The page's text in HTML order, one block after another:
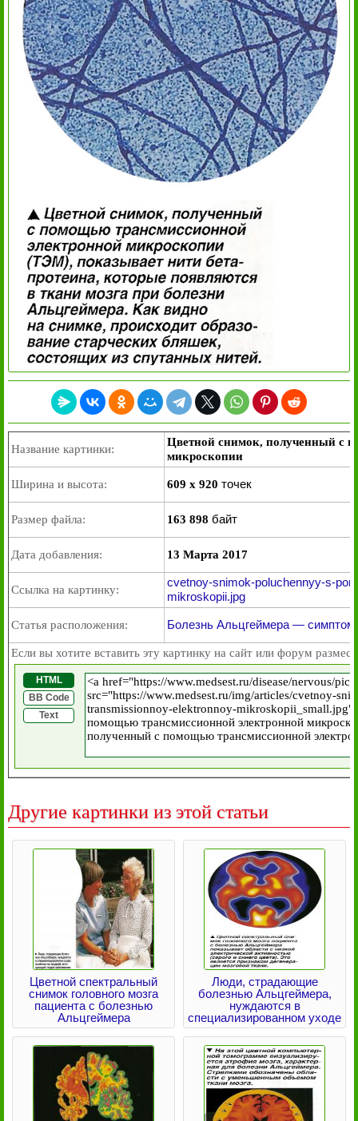
Название картинки:
Цветной снимок, полученный с
микроскопии
Ширина и высота: 609 x 920 точек
Размер файла: 163 898 байт
Дата добавления: 13 Марта 2017
Ссылка на картинку:
cvetnoy-snimok-poluchennyy-s-
mikroskopii.jpg
Статья расположения: Болезнь Альцгеймера —
Если вы хотите вставить эту картинку на сайт или форум
HTML
BB Code
Text
Другие картинки из этой статьи
Цветной спектральный
снимок головного мозга
пациента с болезнью
Альцгеймера
Люди, страдающие
болезнью Альцгеймера,
нуждаются в
специализированном уходе